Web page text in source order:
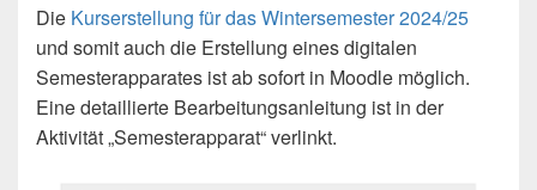
Die Kurserstellung für das Wintersemester 2024/25
und somit auch die Erstellung eines digitalen
Semesterapparates ist ab sofort in Moodle möglich.
Eine detaillierte Bearbeitungsanleitung ist in der
Aktivität „Semesterapparat“ verlinkt.